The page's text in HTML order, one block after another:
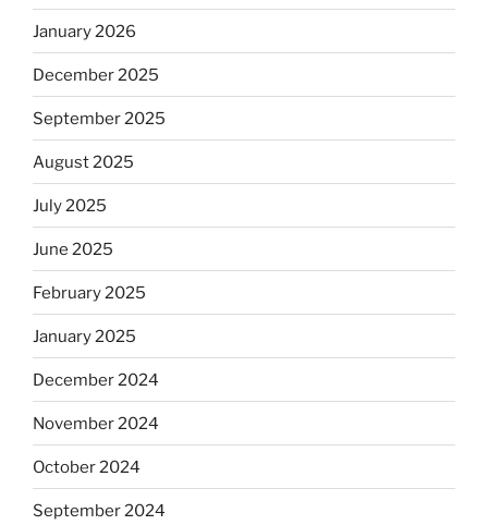
January 2026
December 2025
September 2025
August 2025
July 2025
June 2025
February 2025
January 2025
December 2024
November 2024
October 2024
September 2024